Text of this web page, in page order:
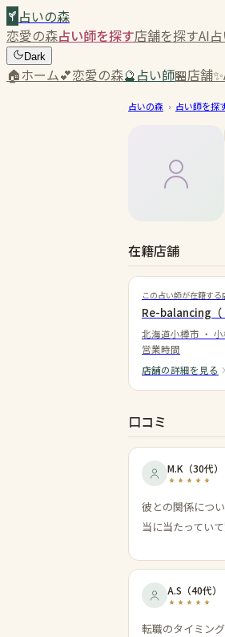
占いの森
恋愛の森占い師を探す店舗を探すAI
Dark
🏠ホーム💕恋愛の森🔮占い師🏪店舗✨
占いの森 › 占い師を探
在籍店舗
この占い師が在籍する
Re-balancing（
北海道小樽市 ・
営業時間
店舗の詳細を見る
口コミ
M.K （30代）
彼との関係につ
当に当たっていて
A.S （40代）
転職のタイミン